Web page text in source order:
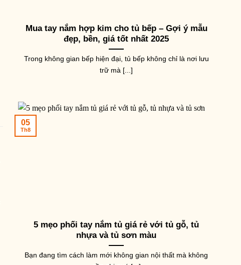
Mua tay nắm hợp kim cho tủ bếp – Gợi ý mẫu
đẹp, bền, giá tốt nhất 2025
Trong không gian bếp hiện đại, tủ bếp không chỉ là nơi lưu
trữ mà [...]
5 mẹo phối tay nắm tủ giá rẻ với tủ gỗ, tủ
nhựa và tủ sơn màu
Bạn đang tìm cách làm mới không gian nội thất mà không
05
Th8